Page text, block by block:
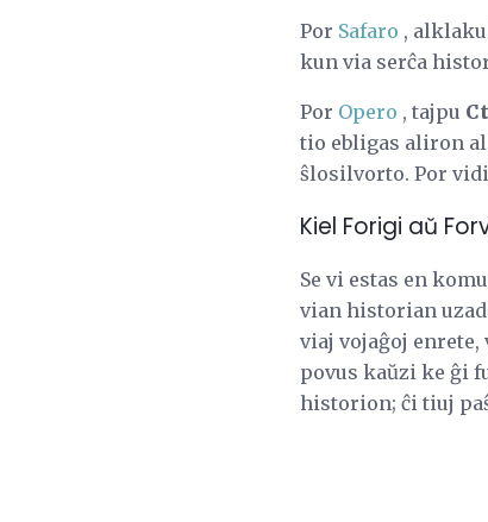
Por Safaro ,
kun via serĉa
Por Opero , tajpu
tio ebligas aliron
ŝlosilvorto. Por
Kiel Forigi aŭ
Se vi estas en
vian historian
viaj vojaĝoj
povus kaŭzi ke ĝi
historion; ĉi tiuj